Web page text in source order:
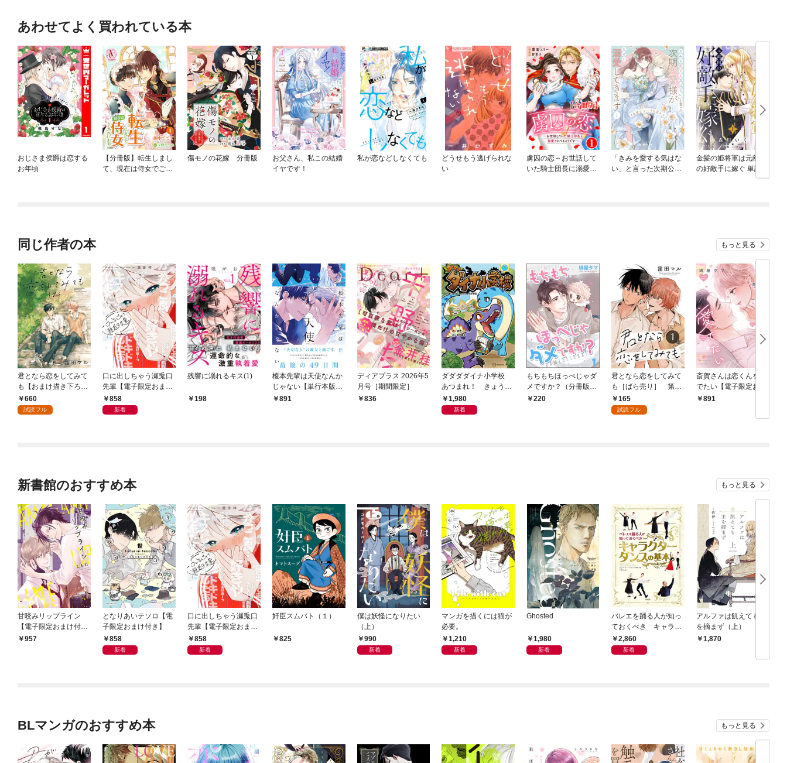
あわせてよく買われている本
おじさま侯爵は恋する
お年頃
【分冊版】転生しまし
て、現在は侍女でござ
傷モノの花嫁 分冊版
お父さん、私この結婚
イヤです！
私が恋などしなくても
どうせもう逃げられな
い
虜囚の恋～お世話して
いた騎士団長に溺愛さ
「きみを愛する気はな
い」と言った次期公爵
金髪の姫将軍は元敵国
の好敵手に嫁ぐ 単話版
同じ作者の本 もっと見る
君となら恋をしてみて
も【おまけ描き下ろし
付き】 1巻
660
試読フル
口に出しちゃう瀬兎口
先輩【電子限定おまけ
付き】
858
新着
残響に溺れるキス(1)
198
榎本先輩は天使なんか
じゃない【単行本版】
（特典付き）
891
ディアプラス 2026年5
月号［期間限定］
836
ダダダダイナ小学校
あつまれ！ きょうり
ゅう小学生
1,980
新着
もちもちほっぺじゃダ
メですか？（分冊版）
【第1話】
220
君となら恋をしてみて
も［ばら売り］ 第1
話165
試読フル
斎賀さんは恋くんを愛
でたい【電子限定おま
け付き】
891
新書館のおすすめ本 もっと見る
甘咬みリップライン
【電子限定おまけ付
き】957
となりあいテソロ【電
子限定おまけ付き】
858
新着
口に出しちゃう瀬兎口
先輩【電子限定おまけ
付き】
858
新着
奸臣スムバト（１）
825
僕は妖怪になりたい
（上）
990
新着
マンガを描くには猫が
必要。
1,210
新着
Ghosted
1,980
新着
バレエを踊る人が知っ
ておくべき キャラク
ターダンスの基本
2,860
新着
アルファは飢えても主
を摘まず（上）
1,870
BLマンガのおすすめ本 もっと見る